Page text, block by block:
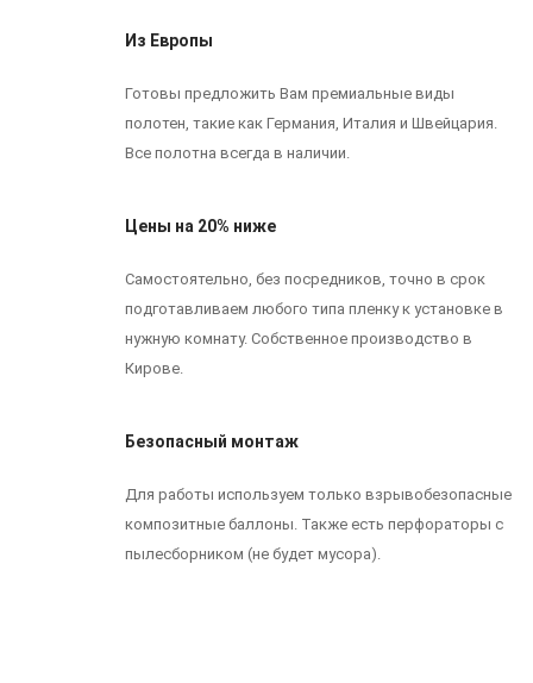
Из Европы
Готовы предложить Вам премиальные виды
полотен, такие как Германия, Италия и Швейцария.
Все полотна всегда в наличии.
Цены на 20% ниже
Самостоятельно, без посредников, точно в срок
подготавливаем любого типа пленку к установке в
нужную комнату. Собственное производство в
Кирове.
Безопасный монтаж
Для работы используем только взрывобезопасные
композитные баллоны. Также есть перфораторы с
пылесборником (не будет мусора).